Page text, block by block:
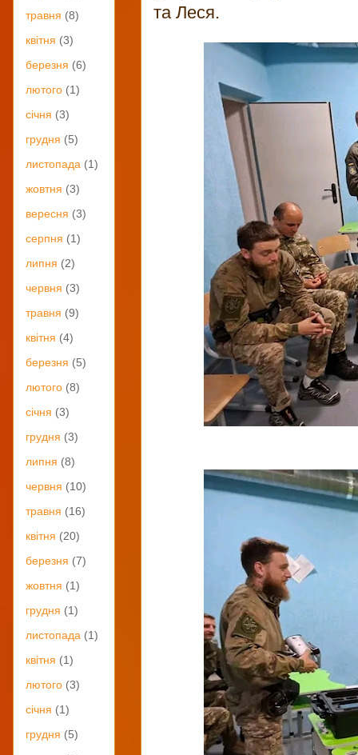
та Леся.
травня (8)
квітня (3)
березня (6)
лютого (1)
січня (3)
грудня (5)
листопада (1)
жовтня (3)
вересня (3)
серпня (1)
липня (2)
червня (3)
травня (9)
квітня (4)
березня (5)
лютого (8)
січня (3)
грудня (3)
липня (8)
червня (10)
травня (16)
квітня (20)
березня (7)
жовтня (1)
грудня (1)
листопада (1)
квітня (1)
лютого (3)
січня (1)
грудня (5)